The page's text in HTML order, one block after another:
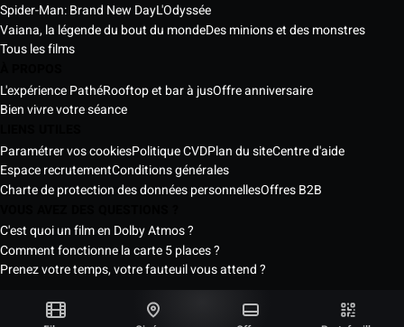
Spider-Man: Brand New DayL'Odyssée
Vaiana, la légende du bout du mondeDes minions et des monstres
Tous les films
L'expérience PathéRooftop et bar à jusOffre anniversaire
Bien vivre votre séance
Paramétrer vos cookiesPolitique CVDPlan du siteCentre d'aide
Espace recrutementConditions générales
Charte de protection des données personnellesOffres B2B
C'est quoi un film en Dolby Atmos ?
Comment fonctionne la carte 5 places ?
Prenez votre temps, votre fauteuil vous attend ?
Les Cinémas Pathé Sénégal © 2026